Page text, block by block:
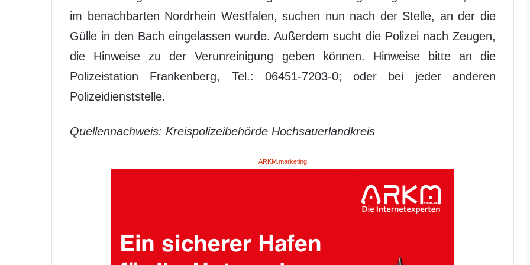
im benachbarten Nordrhein Westfalen, suchen nun nach der Stelle, an der die
Gülle in den Bach eingelassen wurde. Außerdem sucht die Polizei nach Zeugen,
die Hinweise zu der Verunreinigung geben können. Hinweise bitte an die
Polizeistation Frankenberg, Tel.: 06451-7203-0; oder bei jeder anderen
Polizeidienststelle.
Quellennachweis: Kreispolizeibehörde Hochsauerlandkreis
ARKM.marketing